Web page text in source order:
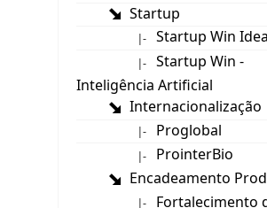
Startup
|- Startup Win
|-
Startup Win -
Inteligência Artificial
Internacionalização
|- Proglobal
|-
ProinterBio
Encadeamento
|-
Fortalecimento